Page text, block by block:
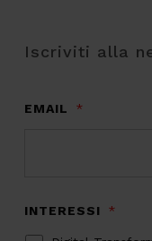
Iscriviti alla
EMAIL *
INTERESSI *